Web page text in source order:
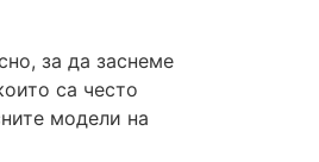
за да заснеме
са често
модели на